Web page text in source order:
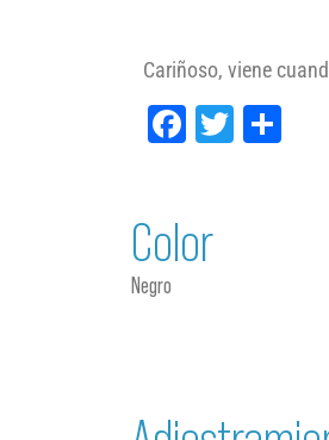
Cariñoso, viene
Facebook
Twitter
Color
Negro